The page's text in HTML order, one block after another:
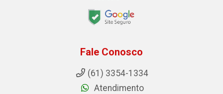
Fale Conosco
(61) 3354-1334
Atendimento